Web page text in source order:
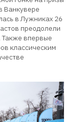
Ванкувере
в Лужниках 26
преодолели
Также впервые
классическим